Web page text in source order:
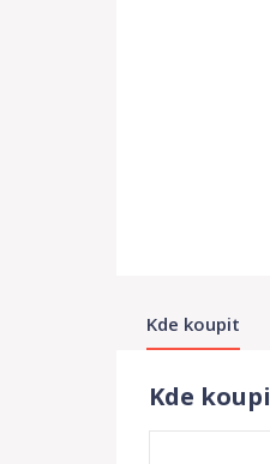
Kde koupit
Kde